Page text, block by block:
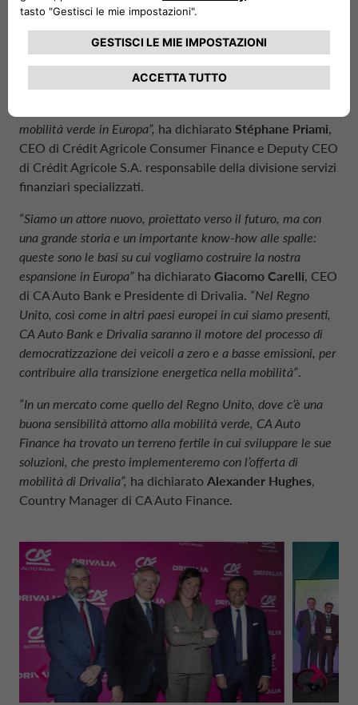
“Con CA Auto Bank, il Gruppo Crédit Agricole dispone oggi
di uno strumento innovativo per servire tutti i player del
mercato della mobilità – nei settori dell’auto, delle moto, dei
veicoli leisure, della nautica – su scala paneuropea. Questa
offerta completa ed operativa è un pilastro essenziale per
mobilità verde in Europa”, ha dichiarato Stéphane Priami,
CEO di Crédit Agricole Consumer Finance e Deputy CEO
di Crédit Agricole S.A. responsabile della divisione servizi
finanziari specializzati.
“Siamo un attore nuovo, proiettato verso il futuro, ma con
una grande storia e un importante know-how alle spalle:
queste sono le basi su cui vogliamo costruire la nostra
espansione in Europa” ha dichiarato Giacomo Carelli, CEO
di CA Auto Bank e Presidente di Drivalia. “Nel Regno
Unito, così come in altri paesi europei in cui siamo presenti,
CA Auto Bank e Drivalia saranno il motore del processo di
democratizzazione dei veicoli a zero e a basse emissioni, per
contribuire alla transizione energetica nella mobilità”.
“In un mercato come quello del Regno Unito, dove c’è una
buona sensibilità attorno alla mobilità verde, CA Auto
Finance ha trovato un terreno fertile in cui sviluppare le sue
soluzioni, che presto implementeremo con l’offerta di
mobilità di Drivalia”, ha dichiarato Alexander Hughes,
Country Manager di CA Auto Finance.